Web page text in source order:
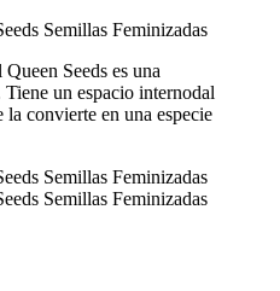
Seeds es una
un espacio internodal
convierte en una especie